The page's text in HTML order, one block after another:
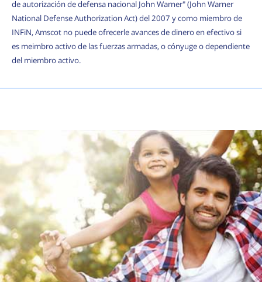
de autorización de defensa nacional John Warner" (John Warner
National Defense Authorization Act) del 2007 y como miembro de
INFiN, Amscot no puede ofrecerle avances de dinero en efectivo si
es meimbro activo de las fuerzas armadas, o cónyuge o dependiente
del miembro activo.